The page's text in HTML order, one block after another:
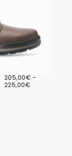
205,00€
PRIX
MINIMUM
205,00€ -
225,00€